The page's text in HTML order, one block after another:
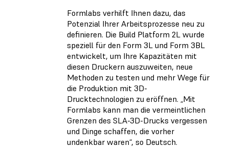
Formlabs verhilft Ihnen dazu, das
Potenzial Ihrer Arbeitsprozesse neu zu
definieren. Die Build Platform 2L wurde
speziell für den Form 3L und Form 3BL
entwickelt, um Ihre Kapazitäten mit
diesen Druckern auszuweiten, neue
Methoden zu testen und mehr Wege für
die Produktion mit 3D-
Drucktechnologien zu eröffnen. „Mit
Formlabs kann man die vermeintlichen
Grenzen des SLA-3D-Drucks vergessen
und Dinge schaffen, die vorher
undenkbar waren“, so Deutsch.